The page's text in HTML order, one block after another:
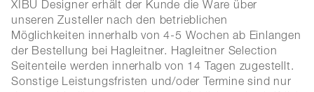
XIBU Designer erhält der Kunde die Ware über
unseren Zusteller nach den betrieblichen
Möglichkeiten innerhalb von 4-5 Wochen ab Einlangen
der Bestellung bei Hagleitner. Hagleitner Selection
Seitenteile werden innerhalb von 14 Tagen zugestellt.
Sonstige Leistungsfristen und/oder Termine sind nur